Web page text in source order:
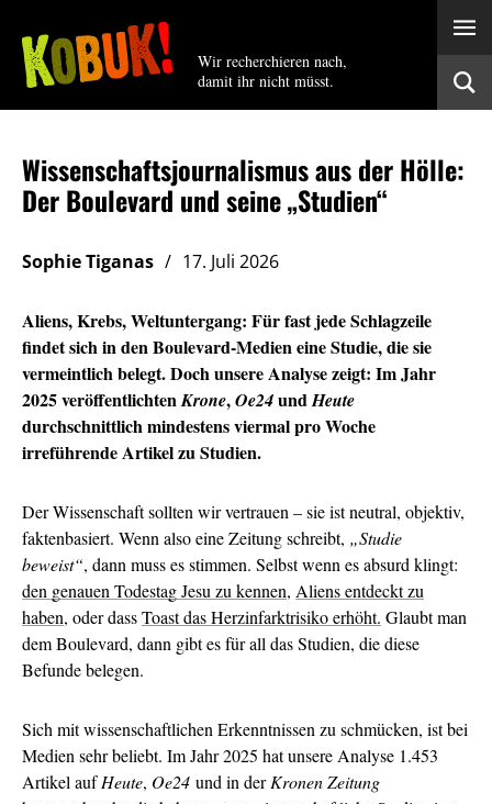
Wir recherchieren nach,
damit ihr nicht müsst.
Wissenschaftsjournalismus aus der Hölle:
Der Boulevard und seine „Studien“
Sophie Tiganas 17. Juli 2026
Aliens, Krebs, Weltuntergang: Für fast jede Schlagzeile
findet sich in den Boulevard-Medien eine Studie, die sie
vermeintlich belegt. Doch unsere Analyse zeigt: Im Jahr
2025 veröffentlichtenKrone,Oe24undHeute
durchschnittlich mindestens viermal pro Woche
irreführende Artikel zu Studien.
Der Wissenschaft sollten wir vertrauen – sie ist neutral, objektiv,
faktenbasiert. Wenn also eine Zeitung schreibt, „Studie
beweist“, dann muss es stimmen. Selbst wenn es absurd klingt:
den genauen Todestag Jesu zu kennen, Aliens entdeckt zu
haben, oder dassToast das Herzinfarktrisiko erhöht. Glaubt man
dem Boulevard, dann gibt es für all das Studien, die diese
Befunde belegen.
Sich mit wissenschaftlichen Erkenntnissen zu schmücken, ist bei
Medien sehr beliebt. Im Jahr 2025 hat unsere Analyse 1.453
Artikel aufHeute, Oe24 und in derKronen Zeitung